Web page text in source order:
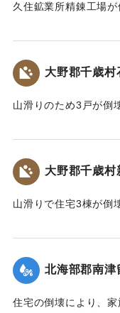
久住鉱業所精錬工場
｜固有コード:
大野郡千歳村
山滑りのため3戸が倒
｜固有コード:00481041
大野郡千歳村
山滑りで住宅3棟が倒
｜固有コード: 00481042
北海部郡南津
住宅の倒壊により、